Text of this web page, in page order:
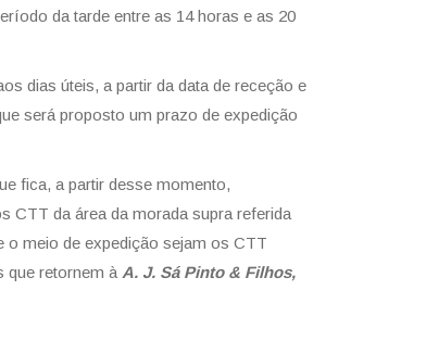
da tarde entre as 14 horas e as 20
dias úteis, a partir da data de receção e
será proposto um prazo de expedição
fica, a partir desse momento,
CTT da área da morada supra referida
o meio de expedição sejam os CTT
que retornem à A. J. Sá Pinto & Filhos,